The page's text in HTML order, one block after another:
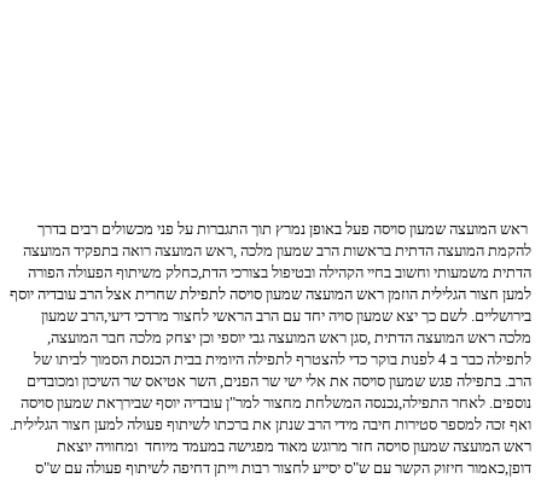
ראש המועצה שמעון סויסה פעל באופן נמרץ תוך התגברות על פני מכשולים רבים בדרך
להקמת המועצה הדתית בראשות הרב שמעון מלכה ,ראש המועצה רואה בתפקיד המועצה
הדתית משמעותי וחשוב בחיי הקהילה ובטיפול בצורכי הדת,כחלק משיתוף הפעולה הפורה
למען חצור הגלילית הוזמן ראש המועצה שמעון סויסה לתפילת שחרית אצל הרב עובדיה יוסף
בירושליים. לשם כך יצא שמעון סויה יחד עם הרב הראשי לחצור מרדכי דיעי,הרב שמעון
מלכה ראש המועצה הדתית ,סגן ראש המועצה גבי יוספי וכן יצחק מלכה חבר המועצה,
לתפילה כבר ב 4 לפנות בוקר כדי להצטרף לתפילה היומית בבית הכנסת הסמוך לביתו של
הרב. בתפילה פגש שמעון סויסה את אלי ישי שר הפנים, השר אטיאס שר השיכון ומכובדים
נוספים. לאחר התפילה,נכנסה המשלחת מחצור למר"ן עובדיה יוסף שבירךאת שמעון סויסה
ואף זכה למספר סטירות חיבה מידי הרב שנתן את ברכתו לשיתוף פעולה למען חצור הגלילית.
ראש המועצה שמעון סויסה חזר מרוגש מאוד מפגישה במעמד מיוחד ומחוויה יוצאת
דופן,כאמור חיזוק הקשר עם ש"ס יסייע לחצור רבות וייתן דחיפה לשיתוף פעולה עם ש"ס